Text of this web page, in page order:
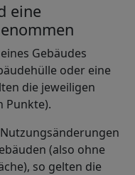
eine
Gebäudes
oder eine
die jeweiligen
Punkte).
(also ohne
so gelten die